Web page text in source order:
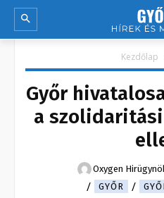
Kezdőlap
Győr
a
Oxygen
GYŐR